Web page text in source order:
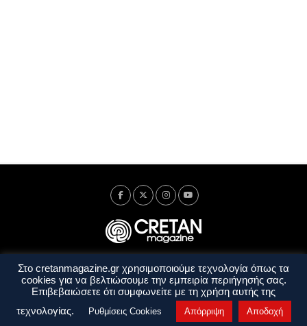
Ταυτότητα Πολιτική Απορρήτου
Όροι Χρήσης
Όροι και Προϋποθέσεις
Στο cretanmagazine.gr χρησιμοποιούμε τεχνολογία όπως τα
cookies για να βελτιώσουμε την εμπειρία περιήγησής σας.
Επιβεβαιώσετε ότι συμφωνείτε με τη χρήση αυτής της
τεχνολογίας.
Ρυθμίσεις Cookies Απόρριψη Αποδοχή